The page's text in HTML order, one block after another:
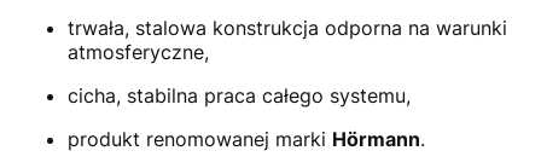
trwała, stalowa konstrukcja odporna na warunki
atmosferyczne,
cicha, stabilna praca całego systemu,
produkt renomowanej marki Hörmann.